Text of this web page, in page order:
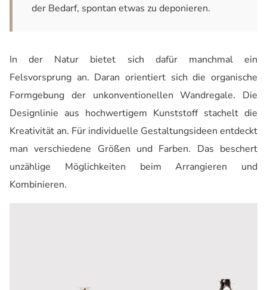
der Bedarf, spontan etwas zu deponieren.
In der Natur bietet sich dafür manchmal ein
Felsvorsprung an. Daran orientiert sich die organische
Formgebung der unkonventionellen Wandregale. Die
Designlinie aus hochwertigem Kunststoff stachelt die
Kreativität an. Für individuelle Gestaltungsideen entdeckt
man verschiedene Größen und Farben. Das beschert
unzählige Möglichkeiten beim Arrangieren und
Kombinieren.